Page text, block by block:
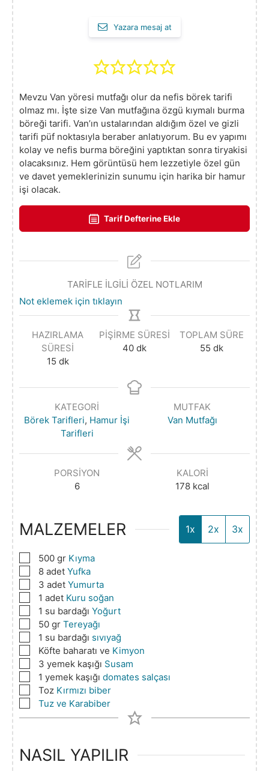
Yazara mesaj at
Mevzu Van yöresi mutfağı olur da nefis börek tarifi
olmaz mı. İşte size Van mutfağına özgü kıymalı burma
böreği tarifi. Van’ın ustalarından aldığım özel ve gizli
tarifi püf noktasıyla beraber anlatıyorum. Bu ev yapımı
kolay ve nefis burma böreğini yaptıktan sonra tiryakisi
olacaksınız. Hem görüntüsü hem lezzetiyle özel gün
ve davet yemeklerinizin sunumu için harika bir hamur
işi olacak.
Tarif Defterine Ekle
TARİFLE İLGİLİ ÖZEL NOTLARIM
Not eklemek için tıklayın
HAZIRLAMA
SÜRESI
15 dk
PIŞIRME SÜRESI
40 dk
TOPLAM SÜRE
55 dk
KATEGORI
Börek Tarifleri, Hamur İşi
Tarifleri
MUTFAK
Van Mutfağı
PORSIYON
6
KALORI
178 kcal
MALZEMELER 1x 2x 3x
▢
500 gr Kıyma
▢
8 adet Yufka
▢
3 adet Yumurta
▢1 adet Kuru soğan
▢1 su bardağı Yoğurt
▢
50 gr Tereyağı
▢1 su bardağı sıvıyağ
▢
Köfte baharatı ve Kimyon
▢
3 yemek kaşığı Susam
▢1 yemek kaşığı domates salçası
▢
Toz Kırmızı biber
▢
Tuz ve Karabiber
NASIL YAPILIR